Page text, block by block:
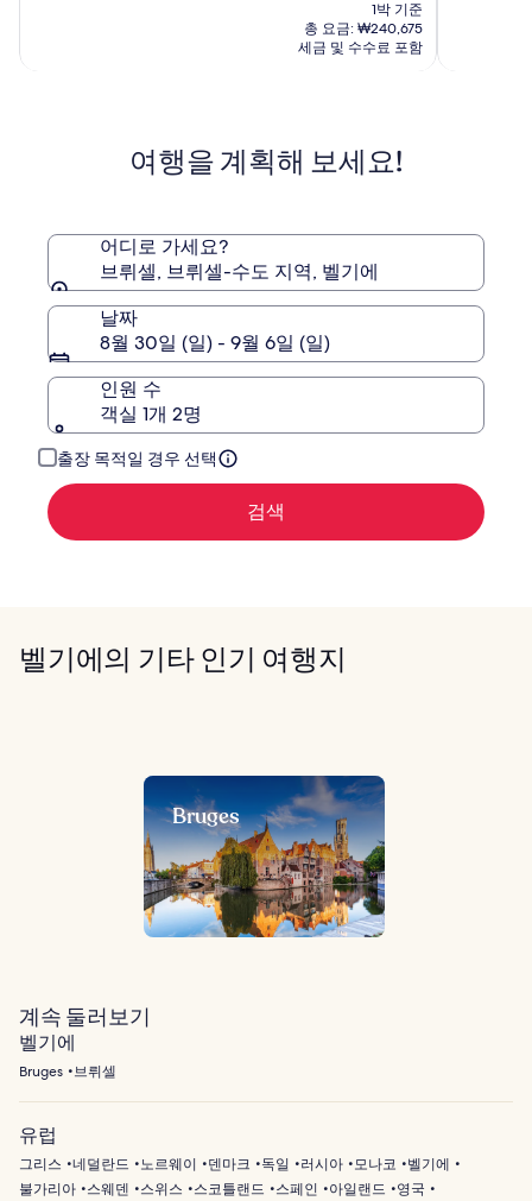
₩308,769
요
금
한
자
세
한
보
해
주
요
금
1박 기준
총 요금: ₩240,675
세금 및 수수료 포함
여행을 계획해 보세요!
어디로 가세요?
브뤼셀, 브뤼셀-수도 지역, 벨기에
날짜
8월 30일 (일) - 9월 6일 (일)
인원 수
객실 1개 2명
출장 목적일 경우 선택
검색
벨기에의 기타 인기 여행지
Bruges
계속 둘러보기
벨기에
Bruges 브뤼셀
유럽
그리스 네덜란드 노르웨이 덴마크 독일 러시아 모나코
벨기에
불가리아
스웨덴 스위스 스코틀랜드 스페인 아일랜드
영국